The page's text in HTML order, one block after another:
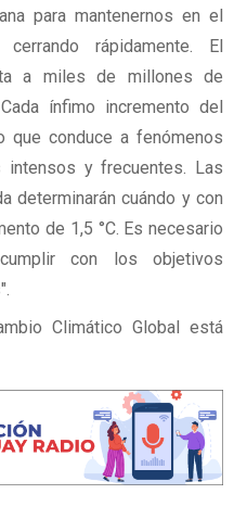
para mantenernos en el
rápidamente. El
a miles de millones de
ínfimo incremento del
que conduce a fenómenos
intensos y frecuentes. Las
determinarán cuándo y con
de 1,5 °C. Es necesario
con los objetivos
Climático Global está